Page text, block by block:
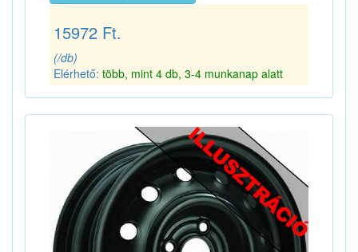
15972 Ft.
(/db)
Elérhető: több, mint 4 db, 3-4 munkanap alatt